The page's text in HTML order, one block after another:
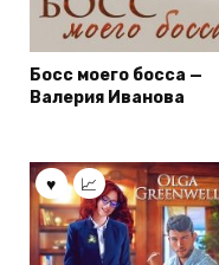
Босс моего босса —
Валерия Иванова